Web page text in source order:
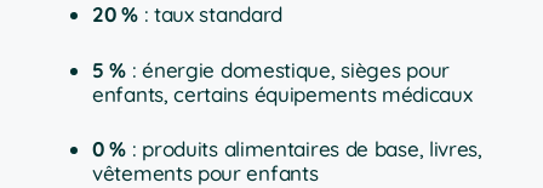
20 %: taux standard
5 % : énergie domestique, sièges pour
enfants, certains équipements médicaux
0 % : produits alimentaires de base, livres,
vêtements pour enfants